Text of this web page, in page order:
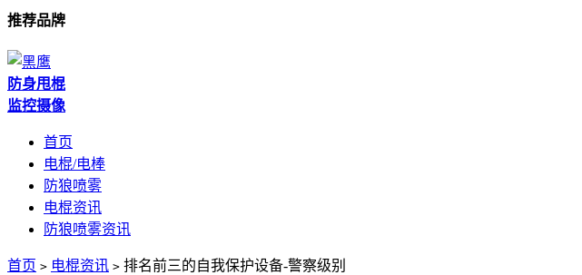
推荐品牌
防身甩棍
监控摄像
首页
电棍/电棒
防狼喷雾
电棍资讯
防狼喷雾资讯
首页 > 电棍资讯 > 排名前三的自我保护设备-警察级别